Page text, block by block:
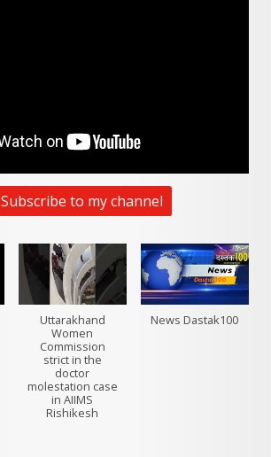
Subscribe to my channel
Uttarakhand
Women
Commission
strict in the
doctor
molestation case
in AIIMS
Rishikesh
News Dastak100